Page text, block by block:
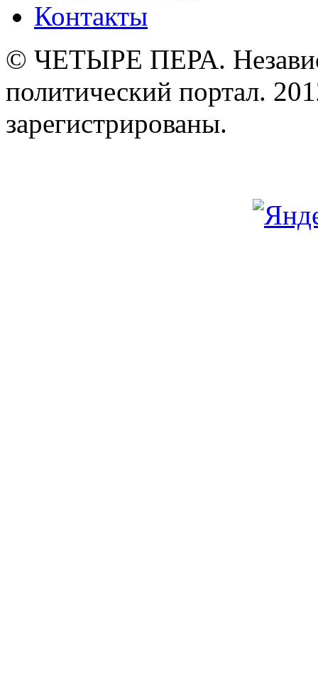
Контакты
© ЧЕТЫРЕ ПЕРА.
политический портал.
зарегистрированы.